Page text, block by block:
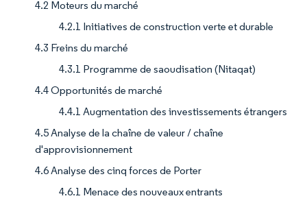
4.2 Moteurs du marché
4.2.1 Initiatives de construction verte et durable
4.3 Freins du marché
4.3.1 Programme de saoudisation (Nitaqat)
4.4 Opportunités de marché
4.4.1 Augmentation des investissements étrangers
4.5 Analyse de la chaîne de valeur / chaîne
d'approvisionnement
4.6 Analyse des cinq forces de Porter
4.6.1 Menace des nouveaux entrants